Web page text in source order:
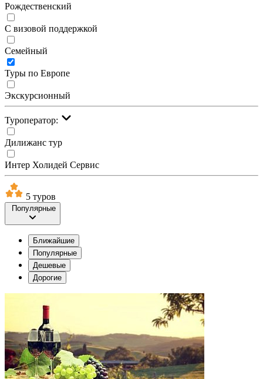
Рождественский
С визовой поддержкой
Семейный
Туры по Европе
Экскурсионный
Туроператор:
Дилижанс тур
Интер Холидей Сервис
5 туров
Популярные
Ближайшие
Популярные
Дешевые
Дорогие